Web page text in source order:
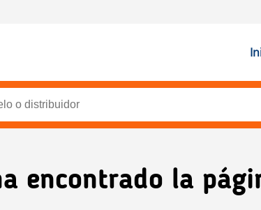
encontrado la